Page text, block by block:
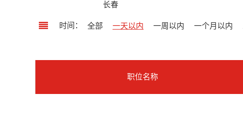
长春
时间： 全部 一天以内 一周以内 一个月以内
职位名称